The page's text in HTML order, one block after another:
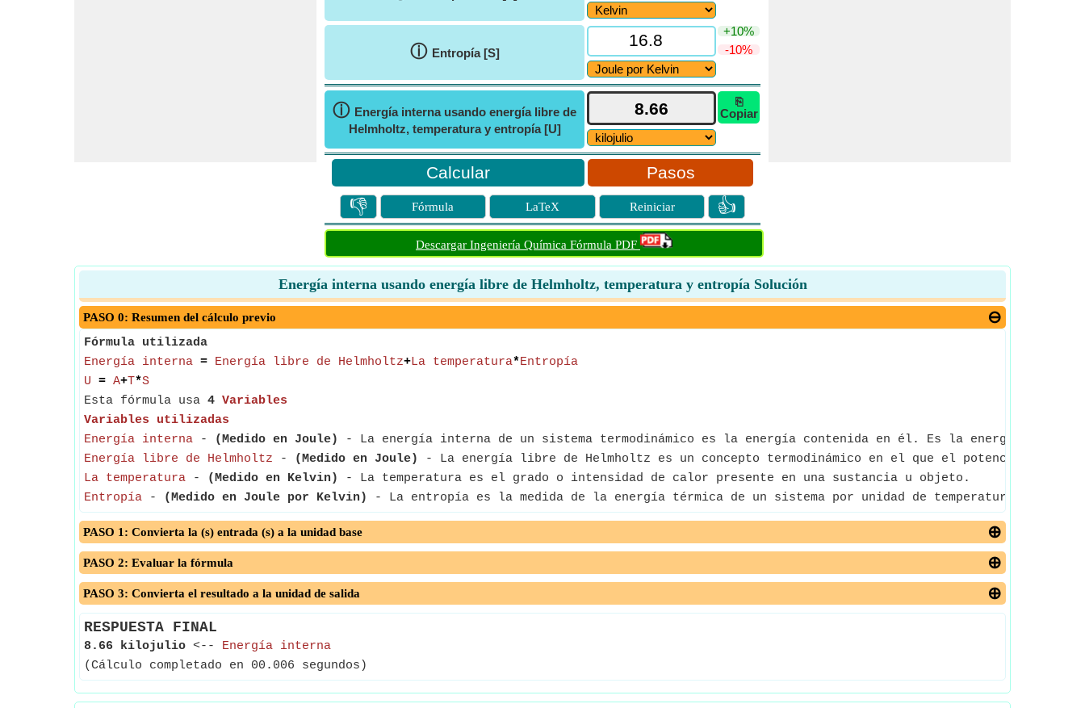
ⓘ Entropía [S]
+10%
-10%
ⓘ Energía interna usando energía libre de
Helmholtz, temperatura y entropía [U]
⎘
Copiar
Pasos
👎 Fórmula LaTeX Reiniciar 👍
Descargar Ingeniería Química Fórmula PDF
Energía interna usando energía libre de Helmholtz, temperatura y entropía Solución
PASO 0: Resumen del cálculo previo
Fórmula utilizada
Energía interna = Energía libre de Helmholtz+La temperatura*Entropía
U = A+T*S
Esta fórmula usa 4 Variables
Variables utilizadas
Energía interna - (Medido en Joule)
- La energía interna de un sistema termodinámico es la energía contenida en él. Es la energía
Energía libre de Helmholtz - (Medido en Joule)
- La energía libre de Helmholtz es un concepto termodinámico en el que el potencial
La temperatura - (Medido en Kelvin)
- La temperatura es el grado o intensidad de calor presente en una sustancia u objeto.
Entropía - (Medido en Joule por Kelvin) - La entropía es la medida de la energía térmica de un sistema por unidad de temperatura que
PASO 1: Convierta la (s) entrada (s) a la unidad base
PASO 2: Evaluar la fórmula
PASO 3: Convierta el resultado a la unidad de salida
RESPUESTA FINAL
8.66 kilojulio <-- Energía interna
(Cálculo completado en 00.006 segundos)